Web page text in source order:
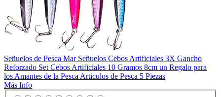
Señuelos de Pesca Mar Señuelos Cebos Artificiales 3X Gancho
Reforzado Set Cebos Artificiales 10 Gramos 8cm un Regalo para
los Amantes de la Pesca Articulos de Pesca 5 Piezas
Más Info